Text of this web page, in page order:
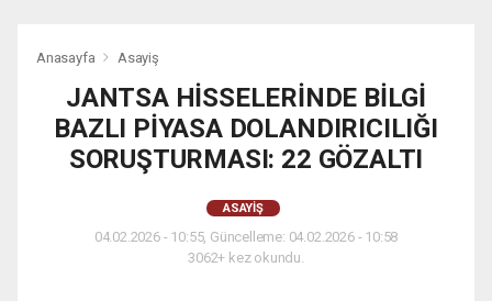
Anasayfa Asayiş
JANTSA HİSSELERİNDE BİLGİ
BAZLI PİYASA DOLANDIRICILIĞI
SORUŞTURMASI: 22 GÖZALTI
ASAYIŞ
04.02.2026 - 10:55, Güncelleme: 04.02.2026 - 10:58
3062+ kez okundu.